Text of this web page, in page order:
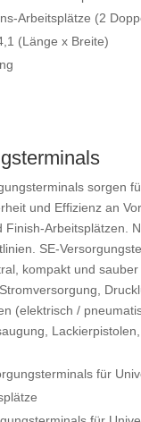
Arbeitsplätze (2
(Länge x Breite)
sorgen
und Effizienz an
Finish-Arbeitsplätzen.
SE-
kompakt und
(elektrisch /
für